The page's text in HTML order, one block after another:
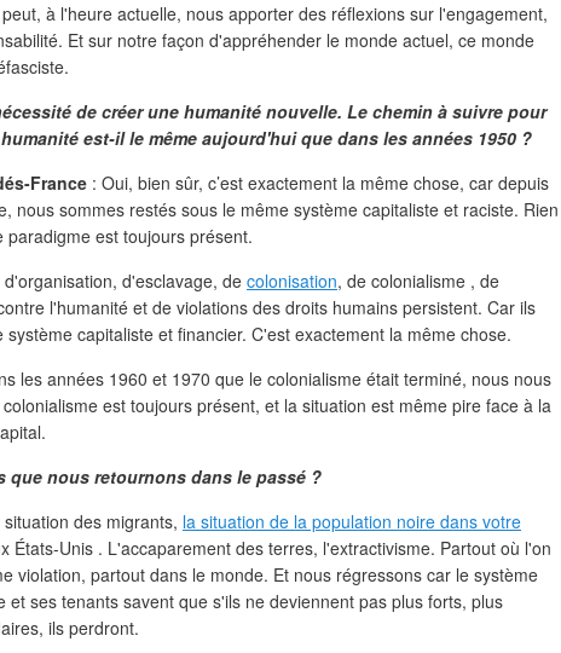
à l'heure actuelle, nous apporter des réflexions sur l'engagement,
Et sur notre façon d'appréhender le monde actuel, ce monde
de créer une humanité nouvelle. Le chemin à suivre pour
est-il le même aujourd'hui que dans les années 1950 ?
France : Oui, bien sûr, c’est exactement la même chose, car depuis
nous sommes restés sous le même système capitaliste et raciste. Rien
paradigme est toujours présent.
d'esclavage, de colonisation, de colonialisme , de
l'humanité et de violations des droits humains persistent. Car ils
capitaliste et financier. C'est exactement la même chose.
les années 1960 et 1970 que le colonialisme était terminé, nous nous
est toujours présent, et la situation est même pire face à la
que nous retournons dans le passé ?
des migrants, la situation de la population noire dans votre
États-Unis . L'accaparement des terres, l'extractivisme. Partout où l'on
violation, partout dans le monde. Et nous régressons car le système
et ses tenants savent que s'ils ne deviennent pas plus forts, plus
ils perdront.